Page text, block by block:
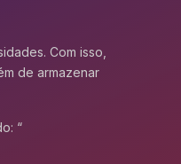
Com isso,
de armazenar
“